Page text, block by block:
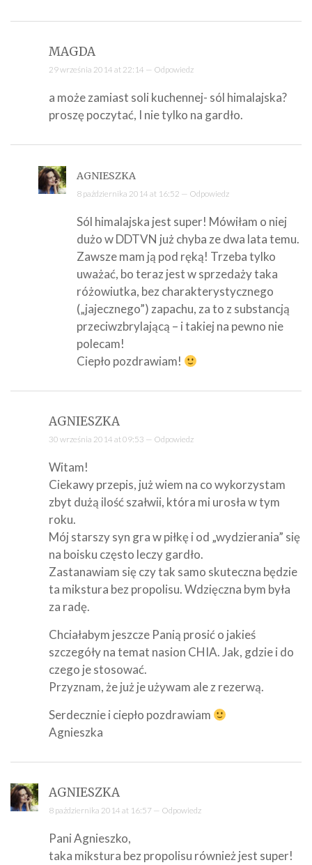
MAGDA
29 września 2014 at 22:14 — Odpowiedz
a może zamiast soli kuchennej- sól himalajska?
proszę poczytać, I nie tylko na gardło.
AGNIESZKA
8 października 2014 at 16:52 — Odpowiedz
Sól himalajska jest super! Mówiłam o niej
dużo w DDTVN już chyba ze dwa lata temu.
Zawsze mam ją pod ręką! Trzeba tylko
uważać, bo teraz jest w sprzedaży taka
różowiutka, bez charakterystycznego
(„jajecznego”) zapachu, za to z substancją
przeciwzbrylającą – i takiej na pewno nie
polecam!
Ciepło pozdrawiam!
AGNIESZKA
30 września 2014 at 09:53 — Odpowiedz
Witam!
Ciekawy przepis, już wiem na co wykorzystam
zbyt dużą ilość szałwii, która mi urosła w tym
roku.
Mój starszy syn gra w piłkę i od „wydzierania” się
na boisku często leczy gardło.
Zastanawiam się czy tak samo skuteczna będzie
ta mikstura bez propolisu. Wdzięczna bym była
za radę.
Chciałabym jeszcze Panią prosić o jakieś
szczegóły na temat nasion CHIA. Jak, gdzie i do
czego je stosować.
Przyznam, że już je używam ale z rezerwą.
Serdecznie i ciepło pozdrawiam
Agnieszka
AGNIESZKA
8 października 2014 at 16:57 — Odpowiedz
Pani Agnieszko,
taka mikstura bez propolisu również jest super!